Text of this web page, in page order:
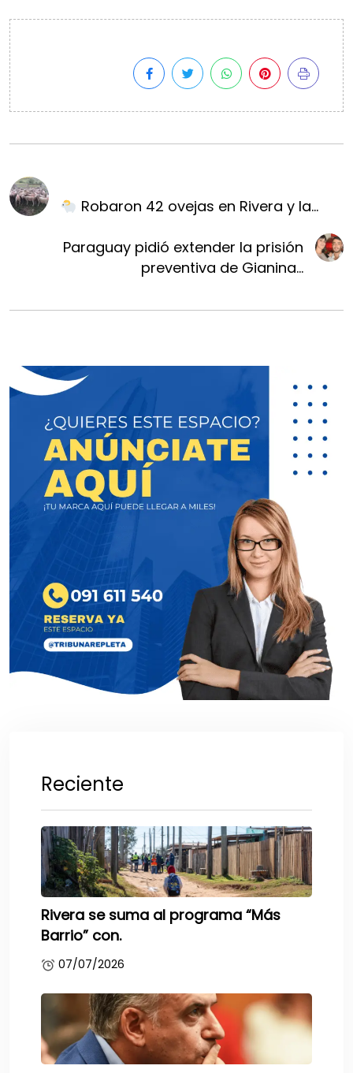
Robaron 42 ovejas en Rivera y la...
Paraguay pidió extender la prisión
preventiva de Gianina...
Reciente
Rivera se suma al programa “Más
Barrio” con.
07/07/2026